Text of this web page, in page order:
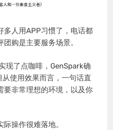
多人用APP习惯了，电话都
购是主要服务场景。
现了点咖啡，GenSpark确
使用效果而言，一句话直
要非常理想的环境，以及你
操作很难落地。